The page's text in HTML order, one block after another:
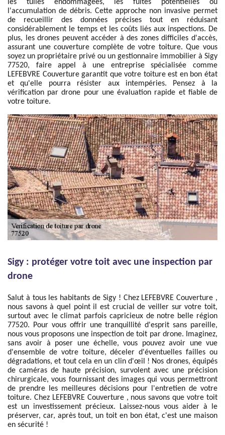
les tuiles endommagées, les fuites potentielles ou
l'accumulation de débris. Cette approche non invasive permet
de recueillir des données précises tout en réduisant
considérablement le temps et les coûts liés aux inspections. De
plus, les drones peuvent accéder à des zones difficiles d'accès,
assurant une couverture complète de votre toiture. Que vous
soyez un propriétaire privé ou un gestionnaire immobilier à Sigy
77520, faire appel à une entreprise spécialisée comme
LEFEBVRE Couverture garantit que votre toiture est en bon état
et qu'elle pourra résister aux intempéries. Pensez à la
vérification par drone pour une évaluation rapide et fiable de
votre toiture.
Sigy : protéger votre toit avec une inspection par
drone
Salut à tous les habitants de Sigy ! Chez LEFEBVRE Couverture ,
nous savons à quel point il est crucial de veiller sur votre toit,
surtout avec le climat parfois capricieux de notre belle région
77520. Pour vous offrir une tranquillité d'esprit sans pareille,
nous vous proposons une inspection de toit par drone. Imaginez,
sans avoir à poser une échelle, vous pouvez avoir une vue
d'ensemble de votre toiture, déceler d'éventuelles failles ou
dégradations, et tout cela en un clin d'œil ! Nos drones, équipés
de caméras de haute précision, survolent avec une précision
chirurgicale, vous fournissant des images qui vous permettront
de prendre les meilleures décisions pour l'entretien de votre
toiture. Chez LEFEBVRE Couverture , nous savons que votre toit
est un investissement précieux. Laissez-nous vous aider à le
préserver, car, après tout, un toit en bon état, c'est une maison
en sécurité !